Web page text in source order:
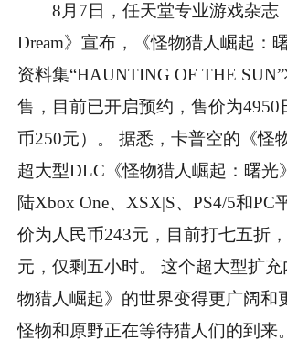
8月7日，任天堂专业游戏杂志
Dream》宣布，《怪物猎人崛起：
资料集“HAUNTING OF THE
售，目前已开启预约，售价为4950
币250元）。 据悉，卡普空的《怪
超大型DLC《怪物猎人崛起：曙光
陆Xbox One、XSX|S、PS4/5和PC
价为人民币243元，目前打七五折
元，仅剩五小时。 这个超大型扩
物猎人崛起》的世界变得更广阔和
怪物和原野正在等待猎人们的到来